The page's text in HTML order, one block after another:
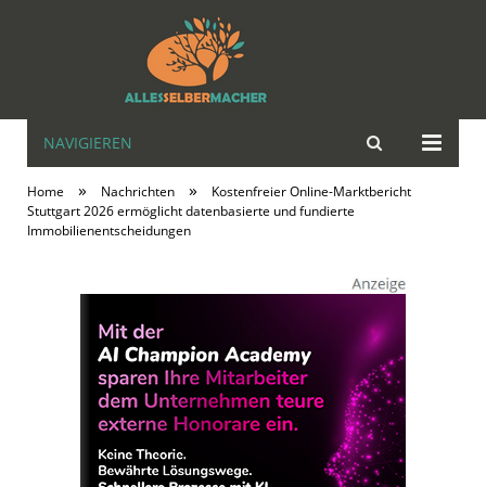
alles | selbst |
MACHER
NAVIGIEREN
Home » Nachrichten »
Kostenfreier Online-Marktbericht
Stuttgart 2026 ermöglicht datenbasierte und fundierte
Immobilienentscheidungen